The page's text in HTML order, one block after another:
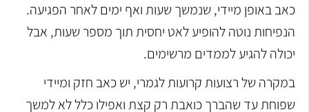
כאב באופן מיידי, שנמשך שעות ואף ימים לאחר הפגיעה.
הנפיחות נוטה להופיע לאט יחסית תוך מספר שעות, אבל
יכולה להגיע לממדים מרשימים.
במקרה של רצועות קרועות לגמרי, יש כאב חזק ומיידי
שפוחת עד שהברך כואבת רק קצת ואפילו כלל לא למשך